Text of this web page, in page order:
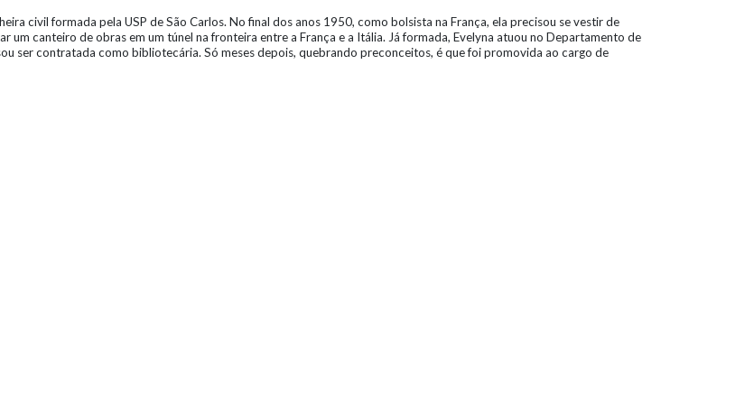
civil formada pela USP de São Carlos. No final dos anos 1950, como bolsista na França, ela precisou se vestir de
um canteiro de obras em um túnel na fronteira entre a França e a Itália. Já formada, Evelyna atuou no Departamento de
ser contratada como bibliotecária. Só meses depois, quebrando preconceitos, é que foi promovida ao cargo de